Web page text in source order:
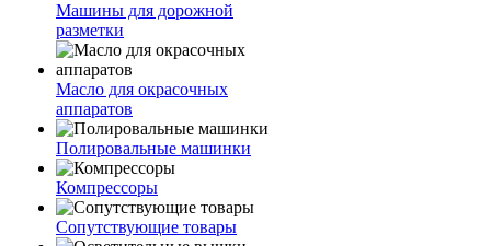
Машины для дорожной
разметки
Масло для окрасочных
аппаратов
Полировальные машинки
Компрессоры
Сопутствующие товары